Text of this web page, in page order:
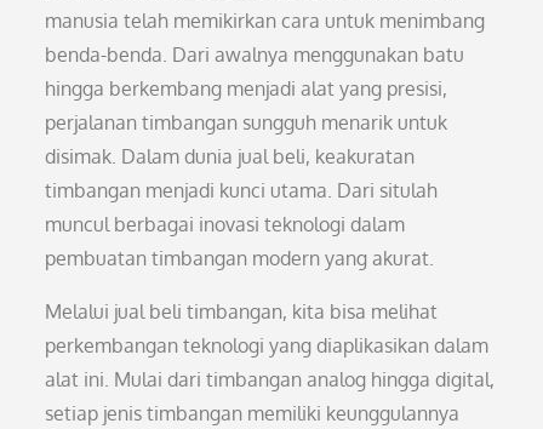
manusia telah memikirkan cara untuk menimbang
benda-benda. Dari awalnya menggunakan batu
hingga berkembang menjadi alat yang presisi,
perjalanan timbangan sungguh menarik untuk
disimak. Dalam dunia jual beli, keakuratan
timbangan menjadi kunci utama. Dari situlah
muncul berbagai inovasi teknologi dalam
pembuatan timbangan modern yang akurat.
Melalui jual beli timbangan, kita bisa melihat
perkembangan teknologi yang diaplikasikan dalam
alat ini. Mulai dari timbangan analog hingga digital,
setiap jenis timbangan memiliki keunggulannya